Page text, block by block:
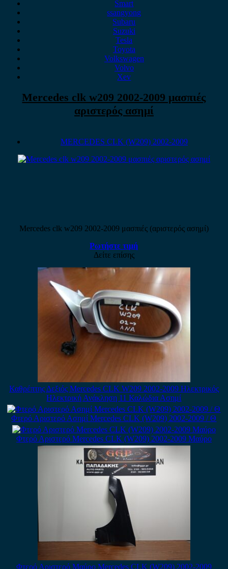
Smart
ssangyong
Subaru
Suzuki
Tesla
Toyota
Volkswagen
Volvo
Xev
Mercedes clk w209 2002-2009 μασπιές
αριστερός ασημί
MERCEDES CLK (W209) 2002-2009
Mercedes clk w209 2002-2009 μασπιές (αριστερός ασημί)
Ρωτήστε τιμή
Δείτε επίσης
Καθρέπτης Δεξιός Mercedes CLK W209 2002-2009 Ηλεκτρικός
Ηλεκτρική Ανάκληση 11 Καλώδια Ασημί
Φτερό Αριστερό Ασημί Mercedes CLK (W209) 2002-2009 / Θ
Φτερό Αριστερό Mercedes CLK (W209) 2002-2009 Μαύρο
Φτερό Αριστερό Μαύρο Mercedes CLK (W209) 2002-2009